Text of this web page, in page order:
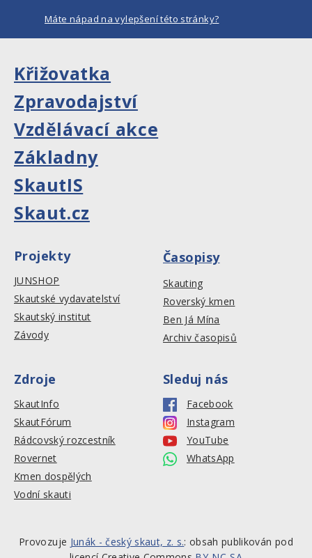
Máte nápad na vylepšení této stránky?
Křižovatka
Zpravodajství
Vzdělávací akce
Základny
SkautIS
Skaut.cz
Projekty
JUNSHOP
Skautské vydavatelství
Skautský institut
Závody
Časopisy
Skauting
Roverský kmen
Ben Já Mína
Archiv časopisů
Zdroje
SkautInfo
SkautFórum
Rádcovský rozcestník
Rovernet
Kmen dospělých
Vodní skauti
Sleduj nás
Facebook
Instagram
YouTube
WhatsApp
Provozuje Junák - český skaut, z. s.: obsah publikován pod